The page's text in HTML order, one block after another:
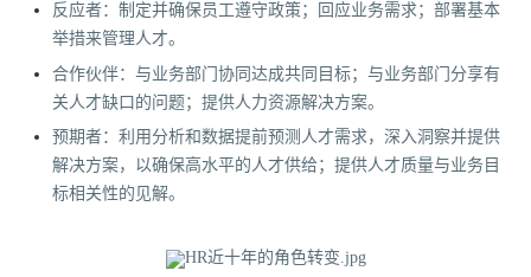
反应者：制定并确保员工遵守政策；回应业务需求；部署基本
举措来管理人才。
合作伙伴：与业务部门协同达成共同目标；与业务部门分享有
关人才缺口的问题；提供人力资源解决方案。
预期者：利用分析和数据提前预测人才需求，深入洞察并提供
解决方案，以确保高水平的人才供给；提供人才质量与业务目
标相关性的见解。